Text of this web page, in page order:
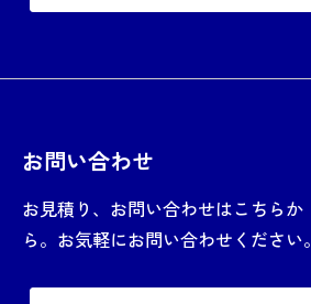
お問い合わせ
お見積り、お問い合わせはこちらか
ら。お気軽にお問い合わせください。